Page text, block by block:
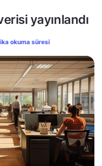
yayınlandı
okuma süresi